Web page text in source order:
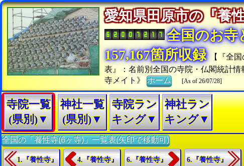
愛知県田原市の『養
全国のお寺
157,167箇所収録
【『全
表』：名前別全国の寺院・仏閣統計情
寺メイト》ホーム [As of 26/07/28]
寺院一覧
(県別)▼
神社一覧
(県別)▼
寺院ラン
キング▼
神社ラン
キング▼
全国の「養性寺(6ヶ寺)」一覧表(矢印で移動可)
1.『養性寺』 4.『養性寺』 6.『養性寺』 6.『養性寺』